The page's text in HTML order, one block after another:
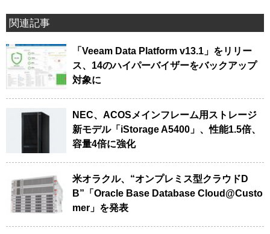
関連記事
「Veeam Data Platform v13.1」をリリー
ス、14のハイパーバイザーをバックアップ
対象に
NEC、ACOSメインフレーム用ストレージ
新モデル「iStorage A5400」、性能1.5倍、
容量4倍に強化
米オラクル、“オンプレミス型クラウドD
B”「Oracle Base Database Cloud@Custo
mer」を発表